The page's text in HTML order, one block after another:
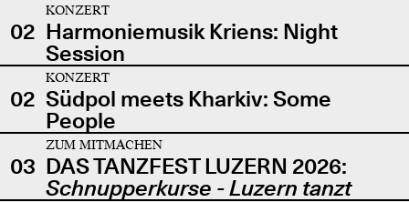
02
KONZERT
Harmoniemusik Kriens: Night
Session
02
KONZERT
Südpol meets Kharkiv: Some
People
03
ZUM MITMACHEN
DAS TANZFEST LUZERN 2026:
Schnupperkurse - Luzern tanzt